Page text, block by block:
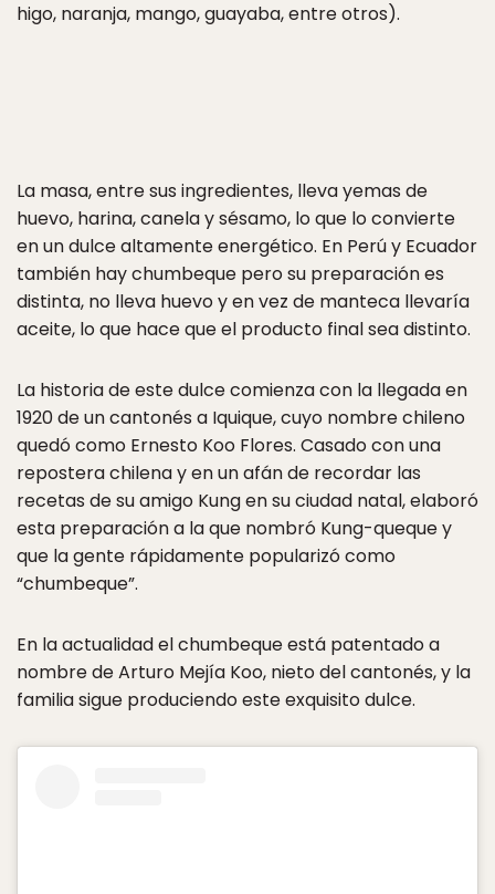
higo, naranja, mango, guayaba, entre otros).
La masa, entre sus ingredientes, lleva yemas de
huevo, harina, canela y sésamo, lo que lo convierte
en un dulce altamente energético. En Perú y Ecuador
también hay chumbeque pero su preparación es
distinta, no lleva huevo y en vez de manteca llevaría
aceite, lo que hace que el producto final sea distinto.
La historia de este dulce comienza con la llegada en
1920 de un cantonés a Iquique, cuyo nombre chileno
quedó como Ernesto Koo Flores. Casado con una
repostera chilena y en un afán de recordar las
recetas de su amigo Kung en su ciudad natal, elaboró
esta preparación a la que nombró Kung-queque y
que la gente rápidamente popularizó como
“chumbeque”.
En la actualidad el chumbeque está patentado a
nombre de Arturo Mejía Koo, nieto del cantonés, y la
familia sigue produciendo este exquisito dulce.